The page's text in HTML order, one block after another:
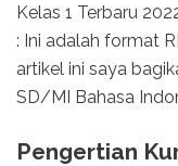
Kelas 1 Terbaru
: Ini adalah format
artikel ini saya
SD/MI Bahasa
Pengertian